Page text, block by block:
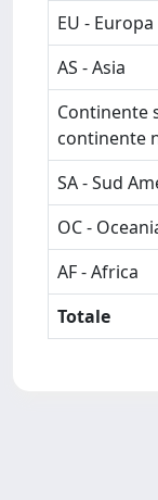
EU - Europa
AS - Asia
Continente
continente
SA - Sud
OC -
AF - Africa
Totale